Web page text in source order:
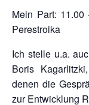
Mein Part:
Perestroika
Ich stelle u.a.
Boris
denen die
zur Entwicklung